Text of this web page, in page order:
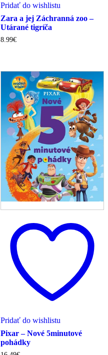
Pridať do wishlistu
Zara a jej Záchranná zoo –
Utárané tigríča
8.99€
Pridať do wishlistu
Pixar – Nové 5minutové
pohádky